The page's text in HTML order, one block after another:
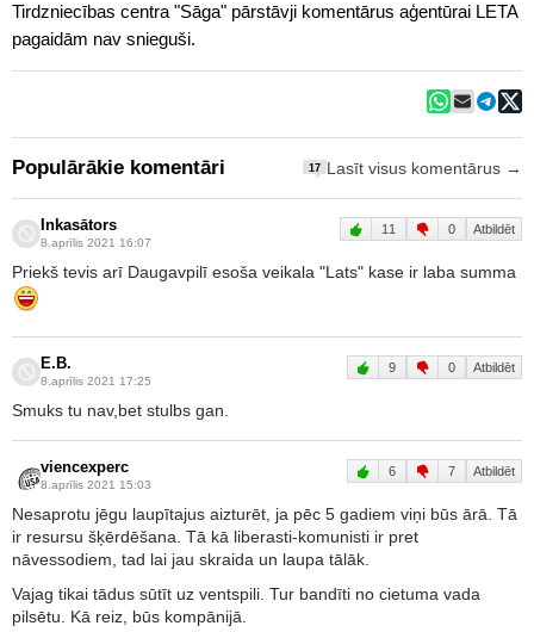
Tirdzniecības centra "Sāga" pārstāvji komentārus aģentūrai LETA
pagaidām nav snieguši.
Populārākie komentāri 17 Lasīt visus komentārus →
Inkasātors
8.aprīlis 2021 16:07
11 0 Atbildēt
Priekš tevis arī Daugavpilī esoša veikala "Lats" kase ir laba summa
E.B.
8.aprīlis 2021 17:25
9 0 Atbildēt
Smuks tu nav,bet stulbs gan.
viencexperc
8.aprīlis 2021 15:03
6 7 Atbildēt
Nesaprotu jēgu laupītajus aizturēt, ja pēc 5 gadiem viņi būs ārā. Tā
ir resursu šķērdēšana. Tā kā liberasti-komunisti ir pret
nāvessodiem, tad lai jau skraida un laupa tālāk.
Vajag tikai tādus sūtīt uz ventspili. Tur bandīti no cietuma vada
pilsētu. Kā reiz, būs kompānijā.